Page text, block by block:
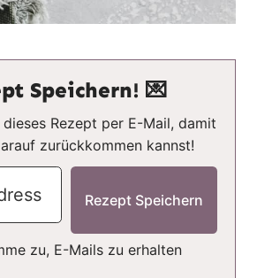
Speichern! 💌
Rezept per E-Mail, damit
zurückkommen kannst!
zu, E-Mails zu erhalten